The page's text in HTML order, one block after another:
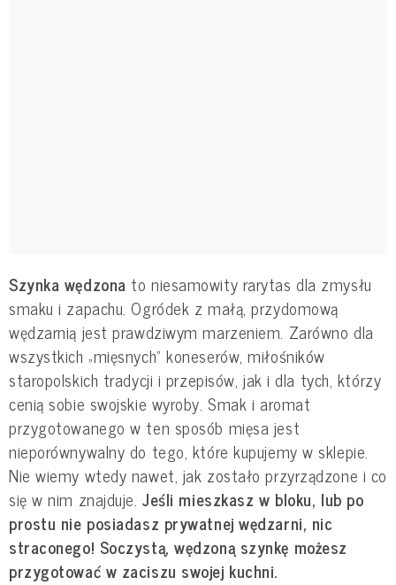
Szynka wędzona to niesamowity rarytas dla zmysłu
smaku i zapachu. Ogródek z małą, przydomową
wędzarnią jest prawdziwym marzeniem. Zarówno dla
wszystkich „mięsnych” koneserów, miłośników
staropolskich tradycji i przepisów, jak i dla tych, którzy
cenią sobie swojskie wyroby. Smak i aromat
przygotowanego w ten sposób mięsa jest
nieporównywalny do tego, które kupujemy w sklepie.
Nie wiemy wtedy nawet, jak zostało przyrządzone i co
się w nim znajduje.Jeśli mieszkasz w bloku, lub po
prostu nie posiadasz prywatnej wędzarni, nic
straconego! Soczystą, wędzoną szynkę możesz
przygotować w zaciszu swojej kuchni.